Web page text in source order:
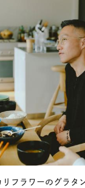
リフラワーのグラタ